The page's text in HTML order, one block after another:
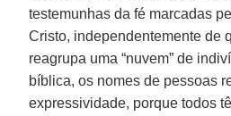
testemunhas da fé marcadas
Cristo, independentemente de
reagrupa uma “nuvem” de
bíblica, os nomes de pessoas
expressividade, porque todos